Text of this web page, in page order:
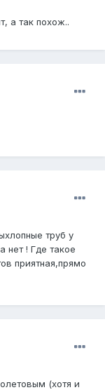
а так похож..
труб у
нет ! Где такое
приятная,прямо
(хотя и